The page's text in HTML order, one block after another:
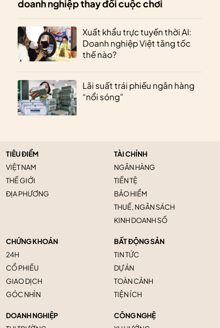
doanh nghiệp thay đổi cuộc chơi
Xuất khẩu trực tuyến thời AI:
Doanh nghiệp Việt tăng tốc
thế nào?
Lãi suất trái phiếu ngân hàng
“nổi sóng”
TIÊU ĐIỂM
VIỆT NAM
THẾ GIỚI
ĐỊA PHƯƠNG
TÀI CHÍNH
NGÂN HÀNG
TIỀN TỆ
BẢO HIỂM
THUẾ, NGÂN SÁCH
KINH DOANH SỐ
CHỨNG KHOÁN
24H
CỔ PHIẾU
GIAO DỊCH
GÓC NHÌN
BẤT ĐỘNG SẢN
TIN TỨC
DỰ ÁN
TOÀN CẢNH
TIỆN ÍCH
DOANH NGHIỆP
CÔNG NGHỆ